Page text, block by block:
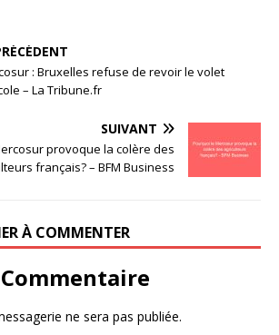
: Bruxelles refuse de revoir le volet
– La Tribune.fr
SUIVANT
provoque la colère des
français? – BFM Business
À COMMENTER
ne sera pas publiée.